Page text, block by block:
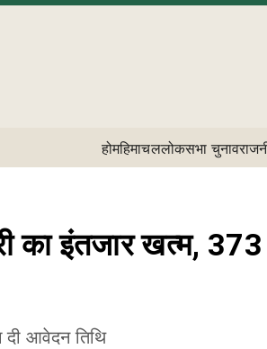
होमहिमाचललोकसभा चुनाव
का इंतजार खत्म, 373
दी आवेदन तिथि